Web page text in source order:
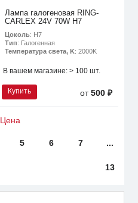
Лампа галогеновая RING-
CARLEX 24V 70W H7
Цоколь: H7
Тип: Галогенная
Температура света, K: 2000K
В вашем магазине: > 100 шт.
Купить от500 ₽
Цена
5 6 7 ...
13